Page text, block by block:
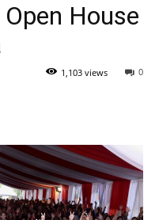
House
0
1,103 views